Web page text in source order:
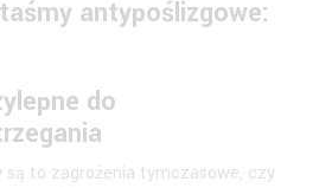
antypoślizgowe:
do
są to zagrożenia tymczasowe, czy